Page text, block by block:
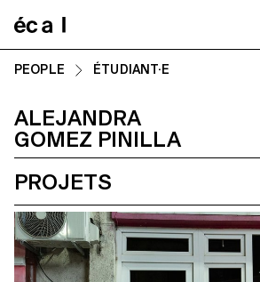
PEOPLE ÉTUDIANT·E
ALEJANDRA
GOMEZ PINILLA
PROJETS